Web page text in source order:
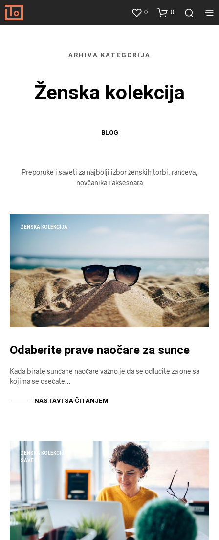
0 0
ARHIVA KATEGORIJA
Ženska kolekcija
BLOG
Preporuke i saveti za najbolji izbor ženskih torbi, rančeva,
novčanika i aksesoara
ŽENSKA KOLEKCIJA
Odaberite prave naočare za sunce
Kada birate sunčane naočare važno je da se odlučite za one sa
kojima se osećate…
NASTAVI SA ČITANJEM
ŽENSKA KOLEKCIJA
SAVETI